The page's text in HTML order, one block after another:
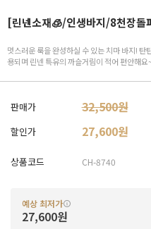
[린넨소재🧊/인생바지/8천장돌
멋스러운 룩을 완성하실 수 있는 치마 바지!
용되며 린넨 특유의 까슬거림이 적어 편안해요
판매가 32,500원
할인가 27,600원
상품코드 CH-8740
예상 최저가
27,600원